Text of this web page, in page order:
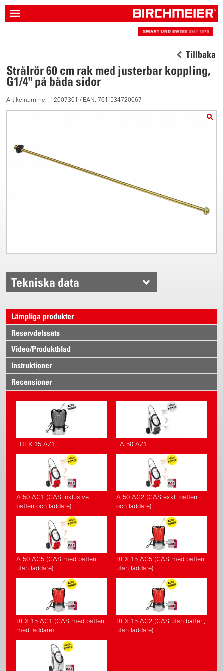
Tillbaka
Strålrör 60 cm rak med justerbar koppling,
G1/4" på båda sidor
Artikelnummer: 12007301 / EAN: 7611034720067
Tekniska data
Lämpliga produkter
Reservdelssats
Video/Produktblad
Instruktioner
Recensioner
_REX 15 AZ1 _A 50 AZ1
A 50 AC1 (CAS inklusive
batteri och laddare)
A 50 AC2 (CAS exkl. batteri
och laddare)
A 50 AC5 (CAS med batteri,
utan laddare)
REX 15 AC5 (CAS med batteri,
utan laddare)
REX 15 AC1 (CAS med batteri,
med laddare)
REX 15 AC2 (CAS utan batteri,
utan laddare)